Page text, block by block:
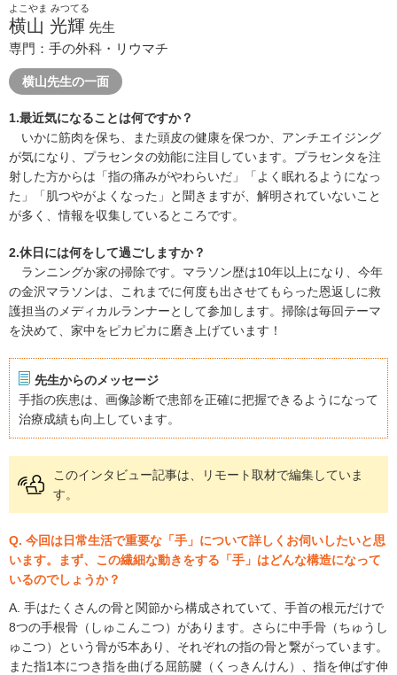
よこやま みつてる
横山 光輝 先生
専門：手の外科・リウマチ
横山先生の一面
1.最近気になることは何ですか？
いかに筋肉を保ち、また頭皮の健康を保つか、アンチエイジング
が気になり、プラセンタの効能に注目しています。プラセンタを注
射した方からは「指の痛みがやわらいだ」「よく眠れるようになっ
た」「肌つやがよくなった」と聞きますが、解明されていないこと
が多く、情報を収集しているところです。
2.休日には何をして過ごしますか？
ランニングか家の掃除です。マラソン歴は10年以上になり、今年
の金沢マラソンは、これまでに何度も出させてもらった恩返しに救
護担当のメディカルランナーとして参加します。掃除は毎回テーマ
を決めて、家中をピカピカに磨き上げています！
先生からのメッセージ
手指の疾患は、画像診断で患部を正確に把握できるようになって
治療成績も向上しています。
このインタビュー記事は、リモート取材で編集していま
す。
Q. 今回は日常生活で重要な「手」について詳しくお伺いしたいと思
います。まず、この繊細な動きをする「手」はどんな構造になって
いるのでしょうか？
A. 手はたくさんの骨と関節から構成されていて、手首の根元だけで
8つの手根骨（しゅこんこつ）があります。さらに中手骨（ちゅうし
ゅこつ）という骨が5本あり、それぞれの指の骨と繋がっています。
また指1本につき指を曲げる屈筋腱（くっきんけん）、指を伸ばす伸